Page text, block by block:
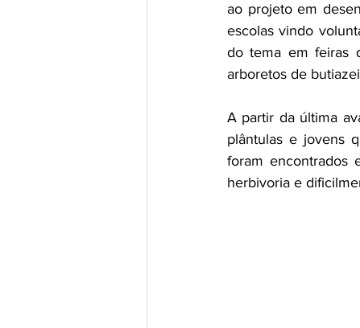
ao projeto em
escolas vindo
do tema em feiras
arboretos de
A partir da última
plântulas e jovens
foram encontrados
herbivoria e